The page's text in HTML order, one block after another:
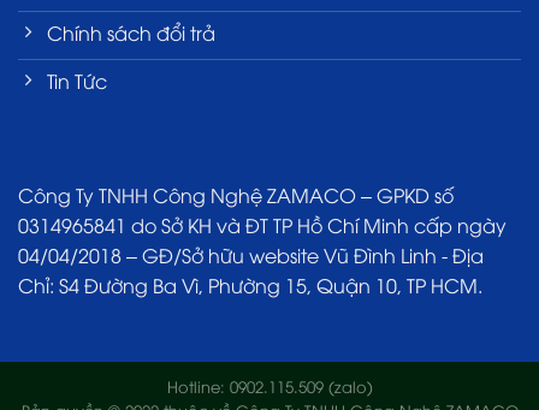
Chính sách đổi trả
Tin Tức
Công Ty TNHH Công Nghệ ZAMACO – GPKD số
0314965841 do Sở KH và ĐT TP Hồ Chí Minh cấp ngày
04/04/2018 – GĐ/Sở hữu website Vũ Đình Linh - Địa
Chỉ: S4 Đường Ba Vì, Phường 15, Quận 10, TP HCM.
Hotline: 0902.115.509 (zalo)